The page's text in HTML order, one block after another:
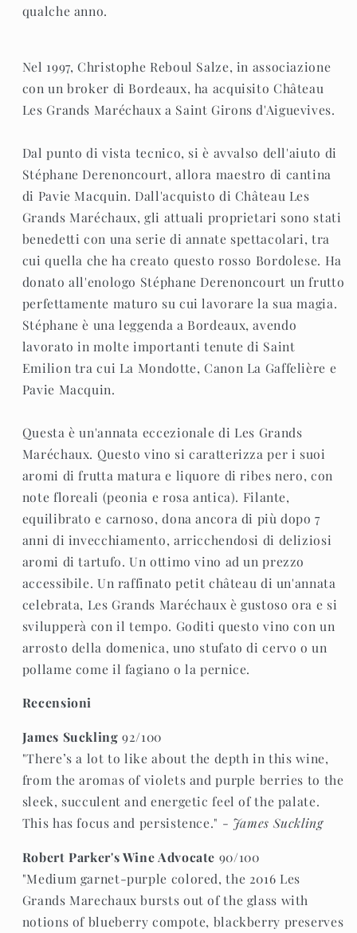
qualche anno.
Nel 1997, Christophe Reboul Salze, in associazione
con un broker di Bordeaux, ha acquisito Château
Les Grands Maréchaux a Saint Girons d'Aiguevives.
Dal punto di vista tecnico, si è avvalso dell'aiuto di
Stéphane Derenoncourt, allora maestro di cantina
di Pavie Macquin. Dall'acquisto di Château Les
Grands Maréchaux, gli attuali proprietari sono stati
benedetti con una serie di annate spettacolari, tra
cui quella che ha creato questo rosso Bordolese. Ha
donato all'enologo Stéphane Derenoncourt un frutto
perfettamente maturo su cui lavorare la sua magia.
Stéphane è una leggenda a Bordeaux, avendo
lavorato in molte importanti tenute di Saint
Emilion tra cui La Mondotte, Canon La Gaffelière e
Pavie Macquin.
Questa è un'annata eccezionale di Les Grands
Maréchaux. Questo vino si caratterizza per i suoi
aromi di frutta matura e liquore di ribes nero, con
note floreali (peonia e rosa antica). Filante,
equilibrato e carnoso, dona ancora di più dopo 7
anni di invecchiamento, arricchendosi di deliziosi
aromi di tartufo. Un ottimo vino ad un prezzo
accessibile. Un raffinato petit château di un'annata
celebrata, Les Grands Maréchaux è gustoso ora e si
svilupperà con il tempo. Goditi questo vino con un
arrosto della domenica, uno stufato di cervo o un
pollame come il fagiano o la pernice.
Recensioni
James Suckling 92/100
"There’s a lot to like about the depth in this wine,
from the aromas of violets and purple berries to the
sleek, succulent and energetic feel of the palate.
This has focus and persistence." - James Suckling
Robert Parker's Wine Advocate 90/100
"Medium garnet-purple colored, the 2016 Les
Grands Marechaux bursts out of the glass with
notions of blueberry compote, blackberry preserves